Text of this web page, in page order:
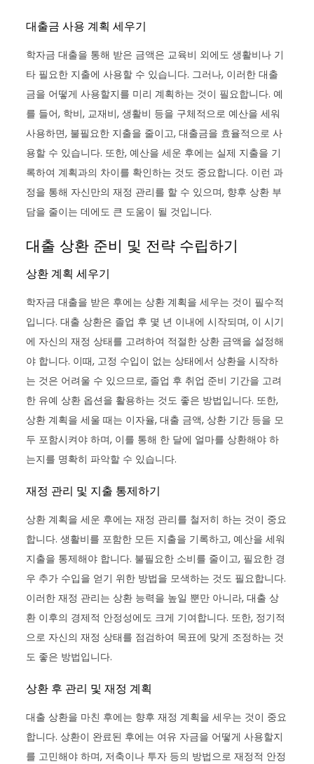
대출금 사용 계획 세우기
학자금 대출을 통해 받은 금액은 교육비 외에도 생활비나 기
타 필요한 지출에 사용할 수 있습니다. 그러나, 이러한 대출
금을 어떻게 사용할지를 미리 계획하는 것이 필요합니다. 예
를 들어, 학비, 교재비, 생활비 등을 구체적으로 예산을 세워
사용하면, 불필요한 지출을 줄이고, 대출금을 효율적으로 사
용할 수 있습니다. 또한, 예산을 세운 후에는 실제 지출을 기
록하여 계획과의 차이를 확인하는 것도 중요합니다. 이런 과
정을 통해 자신만의 재정 관리를 할 수 있으며, 향후 상환 부
담을 줄이는 데에도 큰 도움이 될 것입니다.
대출 상환 준비 및 전략 수립하기
상환 계획 세우기
학자금 대출을 받은 후에는 상환 계획을 세우는 것이 필수적
입니다. 대출 상환은 졸업 후 몇 년 이내에 시작되며, 이 시기
에 자신의 재정 상태를 고려하여 적절한 상환 금액을 설정해
야 합니다. 이때, 고정 수입이 없는 상태에서 상환을 시작하
는 것은 어려울 수 있으므로, 졸업 후 취업 준비 기간을 고려
한 유예 상환 옵션을 활용하는 것도 좋은 방법입니다. 또한,
상환 계획을 세울 때는 이자율, 대출 금액, 상환 기간 등을 모
두 포함시켜야 하며, 이를 통해 한 달에 얼마를 상환해야 하
는지를 명확히 파악할 수 있습니다.
재정 관리 및 지출 통제하기
상환 계획을 세운 후에는 재정 관리를 철저히 하는 것이 중요
합니다. 생활비를 포함한 모든 지출을 기록하고, 예산을 세워
지출을 통제해야 합니다. 불필요한 소비를 줄이고, 필요한 경
우 추가 수입을 얻기 위한 방법을 모색하는 것도 필요합니다.
이러한 재정 관리는 상환 능력을 높일 뿐만 아니라, 대출 상
환 이후의 경제적 안정성에도 크게 기여합니다. 또한, 정기적
으로 자신의 재정 상태를 점검하여 목표에 맞게 조정하는 것
도 좋은 방법입니다.
상환 후 관리 및 재정 계획
대출 상환을 마친 후에는 향후 재정 계획을 세우는 것이 중요
합니다. 상환이 완료된 후에는 여유 자금을 어떻게 사용할지
를 고민해야 하며, 저축이나 투자 등의 방법으로 재정적 안정